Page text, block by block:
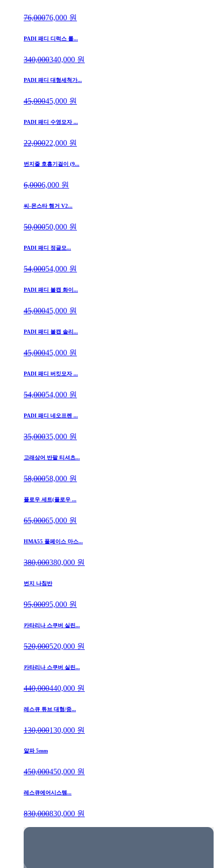
76,00076,000 원
PADI 패디 디럭스 롤...
340,000340,000 원
PADI 패디 대형세척가...
45,00045,000 원
PADI 패디 수영모자 ...
22,00022,000 원
번지줄 호흡기걸이 (9...
6,0006,000 원
씨-몬스타 행거 V2...
50,00050,000 원
PADI 패디 정글모...
54,00054,000 원
PADI 패디 볼캡 화이...
45,00045,000 원
PADI 패디 볼캡 솔리...
45,00045,000 원
PADI 패디 버킷모자 ...
54,00054,000 원
PADI 패디 네오프렌 ...
35,00035,000 원
고래상어 반팔 티셔츠...
58,00058,000 원
플로우 세트(플로우 ...
65,00065,000 원
HMA55 풀페이스 마스...
380,000380,000 원
번지 나침반
95,00095,000 원
카타리나 스쿠버 실린...
520,000520,000 원
카타리나 스쿠버 실린...
440,000440,000 원
레스큐 튜브 대형/중...
130,000130,000 원
알파 5mm
450,000450,000 원
레스큐에어시스템...
830,000830,000 원